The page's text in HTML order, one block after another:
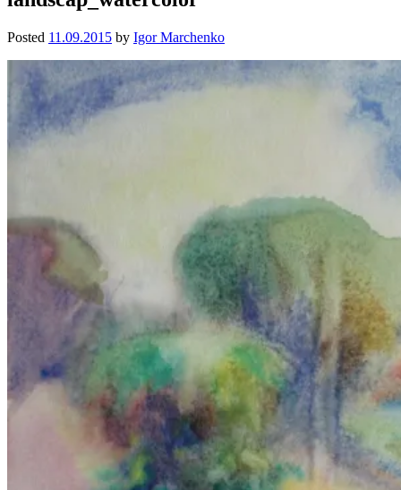
Posted 11.09.2015 by Igor Marchenko